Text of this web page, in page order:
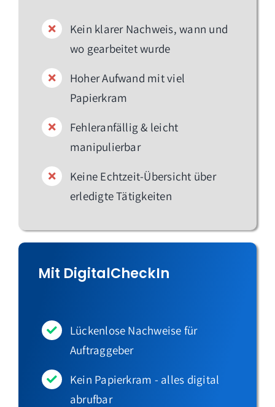
Kein klarer Nachweis, wann und
wo gearbeitet wurde
Hoher Aufwand mit viel
Papierkram
Fehleranfällig & leicht
manipulierbar
Keine Echtzeit-Übersicht über
erledigte Tätigkeiten
Mit DigitalCheckIn
Lückenlose Nachweise für
Auftraggeber
Kein Papierkram - alles digital
abrufbar